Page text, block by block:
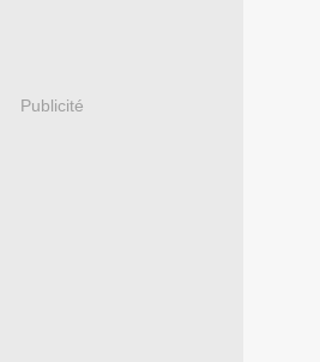
Publicité